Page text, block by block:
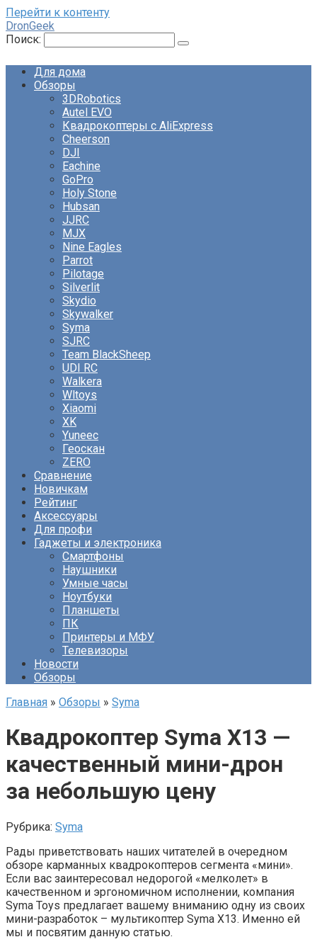
Перейти к контенту
DronGeek
Поиск:
Для дома
Обзоры
3DRobotics
Autel EVO
Квадрокоптеры с AliExpress
Cheerson
DJI
Eachine
GoPro
Holy Stone
Hubsan
JJRC
MJX
Nine Eagles
Parrot
Pilotage
Silverlit
Skydio
Skywalker
Syma
SJRC
Team BlackSheep
UDI RC
Walkera
Wltoys
Xiaomi
XK
Yuneec
Геоскан
ZERO
Сравнение
Новичкам
Рейтинг
Аксессуары
Для профи
Гаджеты и электроника
Смартфоны
Наушники
Умные часы
Ноутбуки
Планшеты
ПК
Принтеры и МФУ
Телевизоры
Новости
Обзоры
Главная » Обзоры » Syma
Квадрокоптер Syma X13 —
качественный мини-дрон
за небольшую цену
Рубрика: Syma
Рады приветствовать наших читателей в очередном
обзоре карманных квадрокоптеров сегмента «мини».
Если вас заинтересовал недорогой «мелколет» в
качественном и эргономичном исполнении, компания
Syma Toys предлагает вашему вниманию одну из своих
мини-разработок – мультикоптер Syma X13. Именно ей
мы и посвятим данную статью.